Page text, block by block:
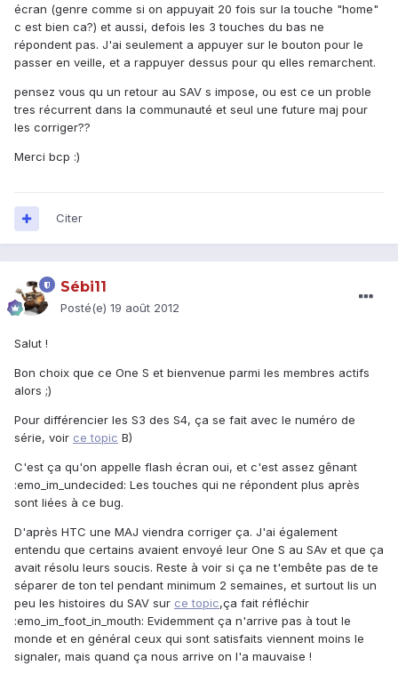
écran (genre comme si on appuyait 20 fois sur la touche "home"
c est bien ca?) et aussi, defois les 3 touches du bas ne
répondent pas. J'ai seulement a appuyer sur le bouton pour le
passer en veille, et a rappuyer dessus pour qu elles remarchent.
pensez vous qu un retour au SAV s impose, ou est ce un proble
tres récurrent dans la communauté et seul une future maj pour
les corriger??
Merci bcp :)
Citer
Sébi11
Posté(e) 19 août 2012
Salut !
Bon choix que ce One S et bienvenue parmi les membres actifs
alors ;)
Pour différencier les S3 des S4, ça se fait avec le numéro de
série, voir ce topic B)
C'est ça qu'on appelle flash écran oui, et c'est assez gênant
:emo_im_undecided: Les touches qui ne répondent plus après
sont liées à ce bug.
D'après HTC une MAJ viendra corriger ça. J'ai également
entendu que certains avaient envoyé leur One S au SAv et que ça
avait résolu leurs soucis. Reste à voir si ça ne t'embête pas de te
séparer de ton tel pendant minimum 2 semaines, et surtout lis un
peu les histoires du SAV sur ce topic,ça fait réfléchir
:emo_im_foot_in_mouth: Evidemment ça n'arrive pas à tout le
monde et en général ceux qui sont satisfaits viennent moins le
signaler, mais quand ça nous arrive on l'a mauvaise !